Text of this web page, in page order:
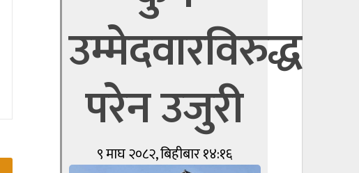
उम्मेदवारविरुद्ध
परेन उजुरी
९ माघ २०८२, बिहीबार १४:१६